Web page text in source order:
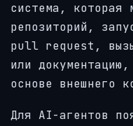
система, которая
репозиторий,
pull request,
или
основе внешнего
Для AI-агентов